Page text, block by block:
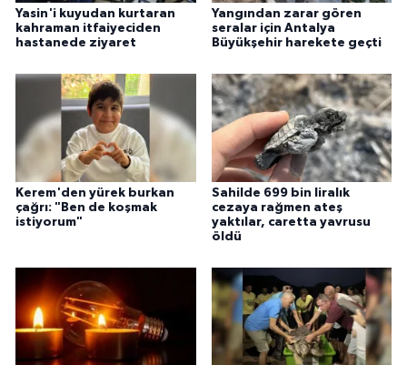
Yasin'i kuyudan kurtaran
kahraman itfaiyeciden
hastanede ziyaret
Yangından zarar gören
seralar için Antalya
Büyükşehir harekete geçti
Kerem'den yürek burkan
çağrı: "Ben de koşmak
istiyorum"
Sahilde 699 bin liralık
cezaya rağmen ateş
yaktılar, caretta yavrusu
öldü